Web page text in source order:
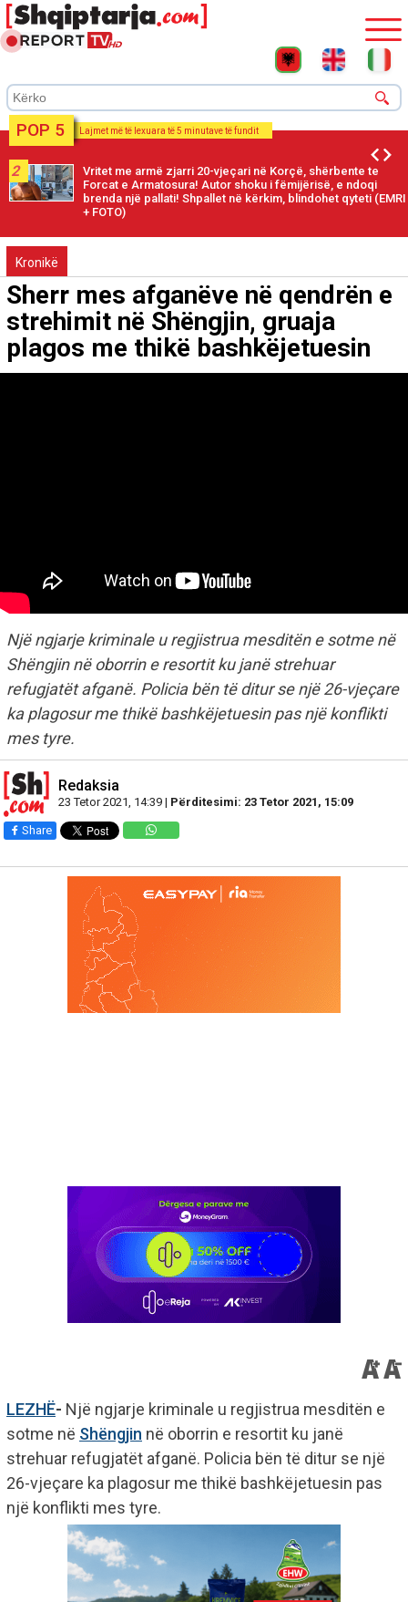
POP 5 Lajmet më të lexuara të 5 minutave të fundit
2
Vritet me armë zjarri 20-vjeçari në Korçë, shërbente te
Forcat e Armatosura! Autor shoku i fëmijërisë, e ndoqi
brenda një pallati! Shpallet në kërkim, blindohet qyteti (EMRI
+ FOTO)
Kronikë
Sherr mes afganëve në qendrën e
strehimit në Shëngjin, gruaja
plagos me thikë bashkëjetuesin
Një ngjarje kriminale u regjistrua mesditën e sotme në
Shëngjin në oborrin e resortit ku janë strehuar
refugjatët afganë. Policia bën të ditur se një 26-vjeçare
ka plagosur me thikë bashkëjetuesin pas një konflikti
mes tyre.
Redaksia
23 Tetor 2021, 14:39 | Përditesimi: 23 Tetor 2021, 15:09
Share
LEZHË- Një ngjarje kriminale u regjistrua mesditën e
sotme në Shëngjin në oborrin e resortit ku janë
strehuar refugjatët afganë. Policia bën të ditur se një
26-vjeçare ka plagosur me thikë bashkëjetuesin pas
një konflikti mes tyre.